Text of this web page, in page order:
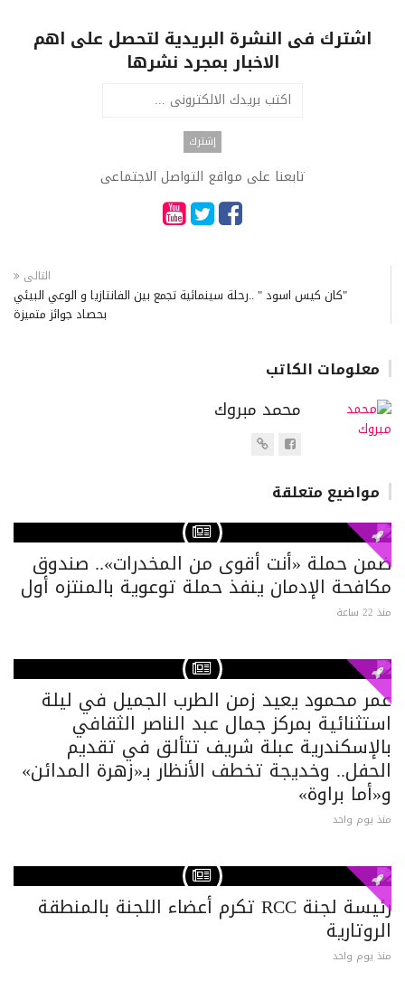
اشترك فى النشرة البريدية لتحصل على اهم
الاخبار بمجرد نشرها
تابعنا على مواقع التواصل الاجتماعى
التالى
"كان كيس اسود " ..رحلة سينمائية تجمع بين الفانتازيا و الوعي البيئي
بحصاد جوائز متميزة
معلومات الكاتب
محمد مبروك
مواضيع متعلقة
ضمن حملة «أنت أقوى من المخدرات».. صندوق
مكافحة الإدمان ينفذ حملة توعوية بالمنتزه أول
منذ 22 ساعة
عمر محمود يعيد زمن الطرب الجميل في ليلة
استثنائية بمركز جمال عبد الناصر الثقافي
بالإسكندرية عبلة شريف تتألق في تقديم
الحفل.. وخديجة تخطف الأنظار بـ«زهرة المدائن»
و«أما براوة»
منذ يوم واحد
رئيسة لجنة RCC تكرم أعضاء اللجنة بالمنطقة
الروتارية
منذ يوم واحد